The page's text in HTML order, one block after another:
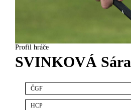
Profil hráče
SVINKOVÁ Sára
ČGF
HCP